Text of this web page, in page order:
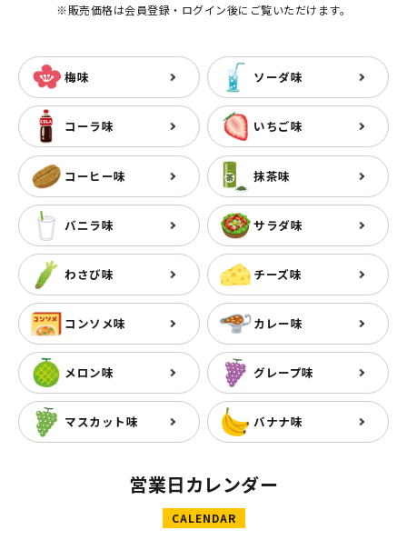
※販売価格は会員登録・ログイン後にご覧いただけます。
梅味 ソーダ味
コーラ味 いちご味
コーヒー味 抹茶味
バニラ味 サラダ味
わさび味 チーズ味
コンソメ味 カレー味
メロン味 グレープ味
マスカット味 バナナ味
営業日カレンダー
CALENDAR